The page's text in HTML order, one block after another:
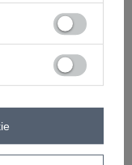
top z bawełny
Mariana
i zobacz cenę